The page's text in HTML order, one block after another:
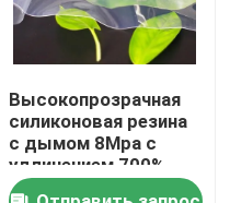
Высокопрозрачная
силиконовая резина
с дымом 8Mpa с
удлинением 700%
для пекарни